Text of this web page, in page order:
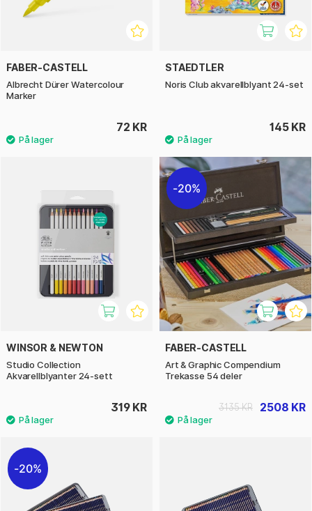
FABER-CASTELL
Albrecht Dürer Watercolour
Marker
72 KR
STAEDTLER
Noris Club akvarellblyant 24-set
145 KR
WINSOR & NEWTON
Studio Collection
Akvarellblyanter 24-sett
319 KR
20%
FABER-CASTELL
Art & Graphic Compendium
Trekasse 54 deler
2508 KR
3135 KR
20%